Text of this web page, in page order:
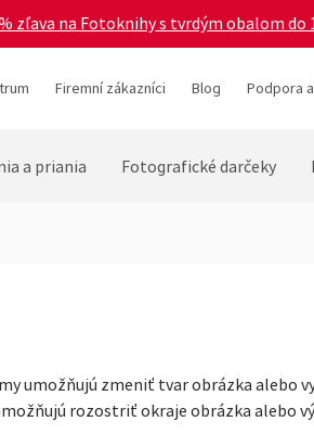
zľava na Fotoknihy s tvrdým obalom do
Firemní zákazníci Blog Podpora
a priania Fotografické darčeky
umožňujú zmeniť tvar obrázka alebo
rozostriť okraje obrázka alebo